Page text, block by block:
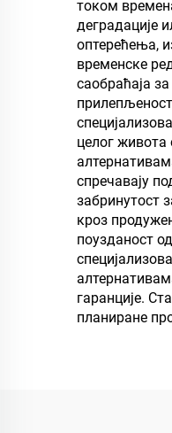
током
деградације
оптерећења,
временске
саобраћаја
целог живота
спречавају
забринутост
кроз
поузданост
гаранције.
планиране